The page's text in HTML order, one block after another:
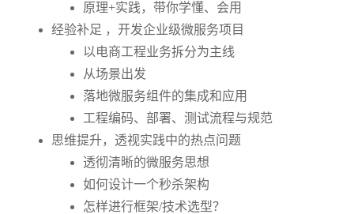
原理+实践，带你学懂、会用
经验补足 ，开发企业级微服务项目
以电商工程业务拆分为主线
从场景出发
落地微服务组件的集成和应用
工程编码、部署、测试流程与规范
思维提升，透视实践中的热点问题
透彻清晰的微服务思想
如何设计一个秒杀架构
怎样进行框架/技术选型？